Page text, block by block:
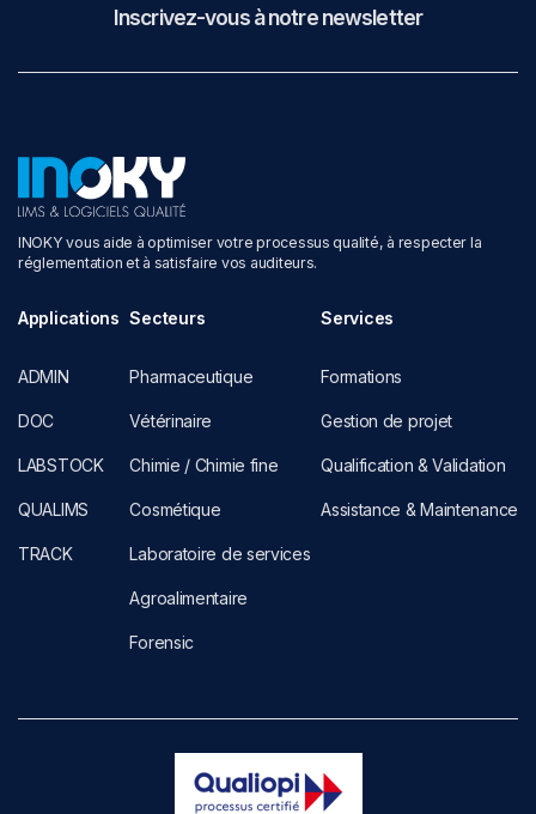
Inscrivez-vous à notre newsletter
INOKY vous aide à optimiser votre processus qualité, à respecter la
réglementation et à satisfaire vos auditeurs.
Applications
ADMIN
DOC
LABSTOCK
QUALIMS
TRACK
Secteurs
Pharmaceutique
Vétérinaire
Chimie / Chimie fine
Cosmétique
Laboratoire de services
Agroalimentaire
Forensic
Services
Formations
Gestion de projet
Qualification & Validation
Assistance & Maintenance